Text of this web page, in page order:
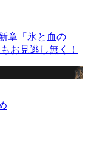
章「氷と血の
お見逃し無く！